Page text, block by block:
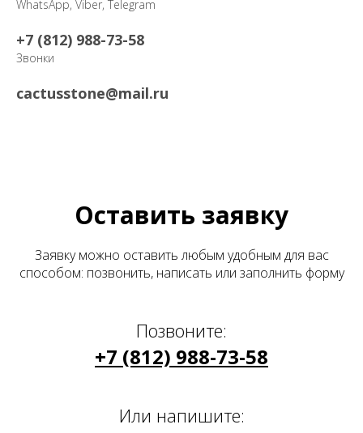
WhatsApp, Viber, Telegram
+7 (812) 988-73-58
Звонки
cactusstone@mail.ru
Оставить заявку
Заявку можно оставить любым удобным для вас
способом: позвонить, написать или заполнить форму
Позвоните:
+7 (812) 988-73-58
Или напишите: